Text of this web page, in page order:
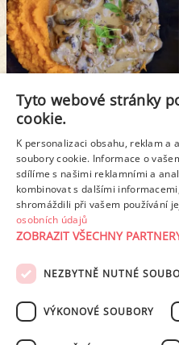
BATÁTOVÉ PYRÉ SE ŽAMPIONOVOU OMÁČKOU
1 2 3
Další
PODMÍNKY UŽITÍ ZÁSADY
Tyto webové stránky
cookie.
K personalizaci obsahu, reklam a
soubory cookie. Informace o
sdílíme s našimi reklamními a
kombinovat s dalšími
shromáždili při vašem používání
osobních údajů
ZOBRAZIT VŠECHNY
NEZBYTNĚ NUTNÉ
VÝKONOVÉ SOUBORY